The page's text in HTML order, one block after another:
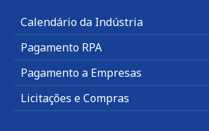
Calendário da Indústria
Pagamento RPA
Pagamento a Empresas
Licitações e Compras